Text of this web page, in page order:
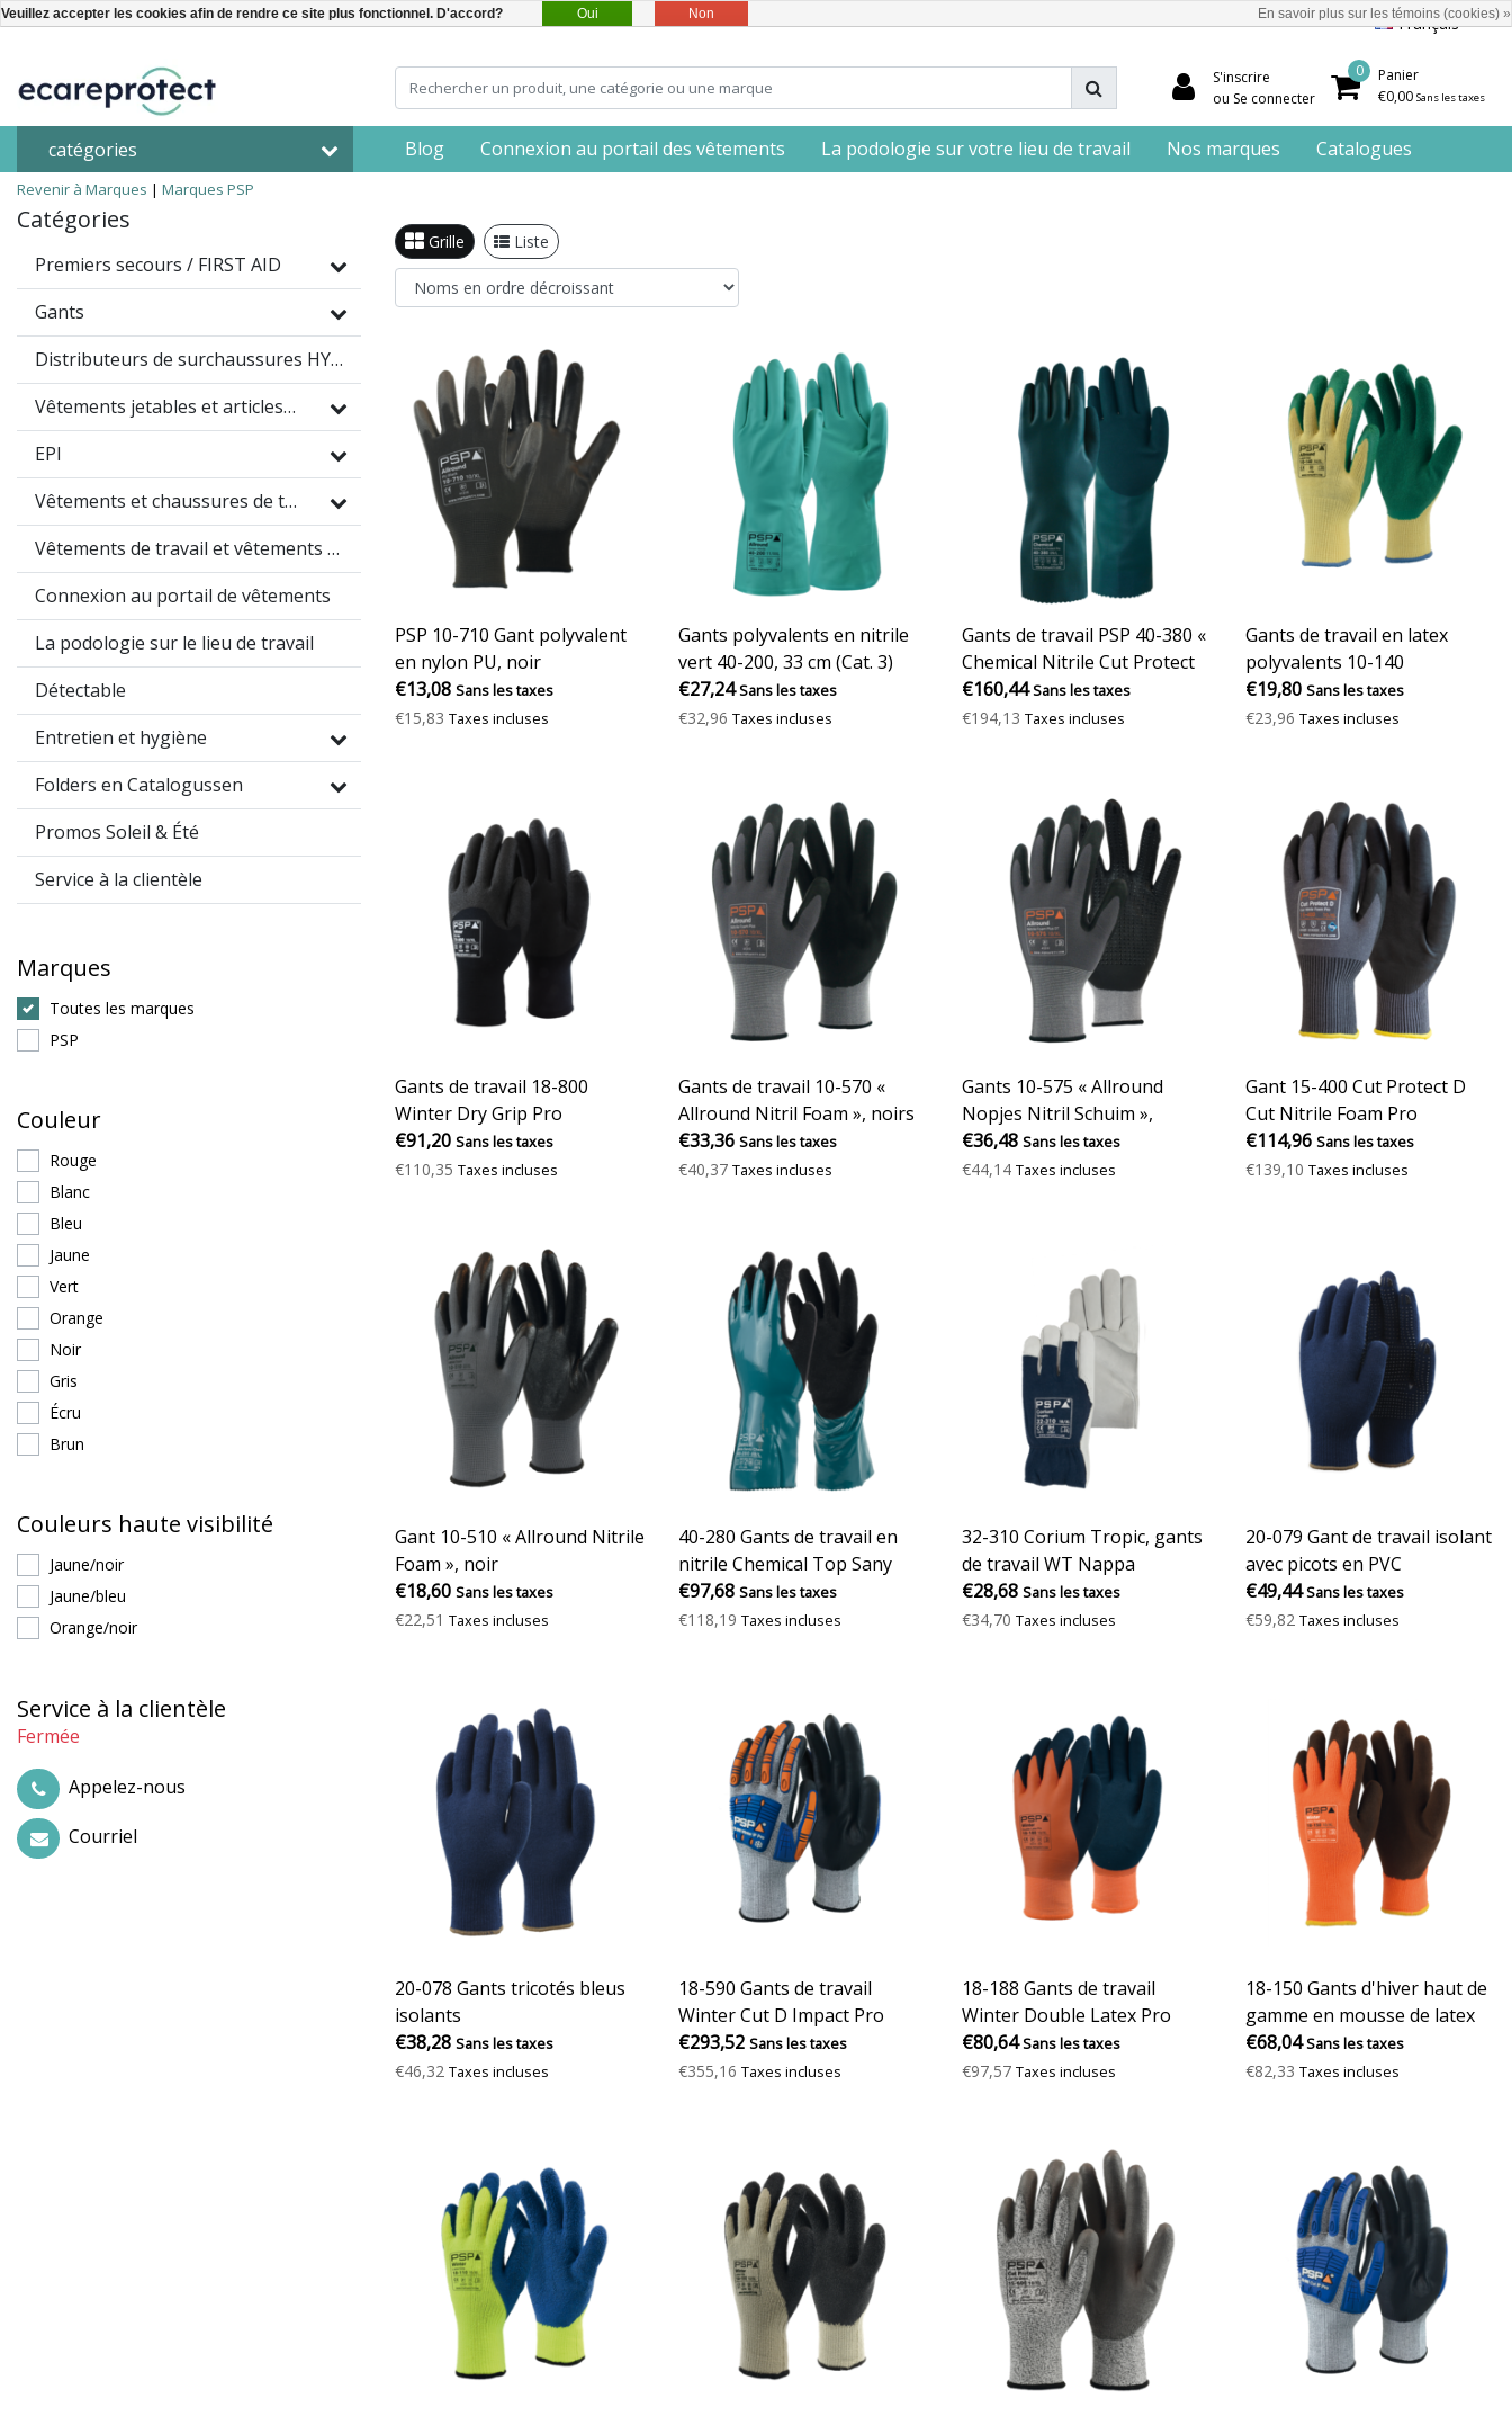
Français
S'inscrire
ou Se connecter
0
Panier
€0,00 Sans les taxes
catégories Blog Connexion au portail des vêtements La podologie sur votre lieu de travail Nos marques Catalogues
Revenir à Marques | Marques PSP
Catégories
Premiers secours / FIRST AID
Gants
Distributeurs de surchaussures HYGOMAT
Vêtements jetables et articles à usage unique
EPI
Vêtements et chaussures de travail
Vêtements de travail et vêtements promotionnels
Connexion au portail de vêtements
La podologie sur le lieu de travail
Détectable
Entretien et hygiène
Folders en Catalogussen
Promos Soleil & Été
Service à la clientèle
Marques
Toutes les marques
PSP
Couleur
Rouge
Blanc
Bleu
Jaune
Vert
Orange
Noir
Gris
Écru
Brun
Couleurs haute visibilité
Jaune/noir
Jaune/bleu
Orange/noir
Service à la clientèle
Fermée
Appelez-nous
Courriel
Grille Liste
PSP 10-710 Gant polyvalent
en nylon PU, noir
€13,08 Sans les taxes
€15,83 Taxes incluses
Gants polyvalents en nitrile
vert 40-200, 33 cm (Cat. 3)
€27,24 Sans les taxes
€32,96 Taxes incluses
Gants de travail PSP 40-380 «
Chemical Nitrile Cut Protect
Pro »
€160,44 Sans les taxes
€194,13 Taxes incluses
Gants de travail en latex
polyvalents 10-140
€19,80 Sans les taxes
€23,96 Taxes incluses
Gants de travail 18-800
Winter Dry Grip Pro
€91,20 Sans les taxes
€110,35 Taxes incluses
Gants de travail 10-570 «
Allround Nitril Foam », noirs
€33,36 Sans les taxes
€40,37 Taxes incluses
Gants 10-575 « Allround
Nopjes Nitril Schuim »,
couleur noire
€36,48 Sans les taxes
€44,14 Taxes incluses
Gant 15-400 Cut Protect D
Cut Nitrile Foam Pro
€114,96 Sans les taxes
€139,10 Taxes incluses
Gant 10-510 « Allround Nitrile
Foam », noir
€18,60 Sans les taxes
€22,51 Taxes incluses
40-280 Gants de travail en
nitrile Chemical Top Sany
€97,68 Sans les taxes
€118,19 Taxes incluses
32-310 Corium Tropic, gants
de travail WT Nappa
€28,68 Sans les taxes
€34,70 Taxes incluses
20-079 Gant de travail isolant
avec picots en PVC
€49,44 Sans les taxes
€59,82 Taxes incluses
20-078 Gants tricotés bleus
isolants
€38,28 Sans les taxes
€46,32 Taxes incluses
18-590 Gants de travail
Winter Cut D Impact Pro
€293,52 Sans les taxes
€355,16 Taxes incluses
18-188 Gants de travail
Winter Double Latex Pro
€80,64 Sans les taxes
€97,57 Taxes incluses
18-150 Gants d'hiver haut de
gamme en mousse de latex
€68,04 Sans les taxes
€82,33 Taxes incluses
Veuillez accepter les cookies afin de rendre ce site plus fonctionnel. D'accord? Oui Non En savoir plus sur les témoins (cookies) »